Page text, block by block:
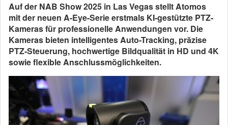
Auf der NAB Show 2025 in Las Vegas stellt Atomos
mit der neuen A-Eye-Serie erstmals KI-gestützte PTZ-
Kameras für professionelle Anwendungen vor. Die
Kameras bieten intelligentes Auto-Tracking, präzise
PTZ-Steuerung, hochwertige Bildqualität in HD und 4K
sowie flexible Anschlussmöglichkeiten.